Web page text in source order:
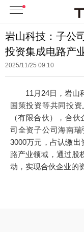
岩山科技：子公
投资集成电路产
2025/11/25 09:10
11月24日，岩山
国策投资等共同投
（有限合伙），合
司全资子公司海南
3000万元，占认缴出
路产业领域，通过股
动，实现合伙企业的